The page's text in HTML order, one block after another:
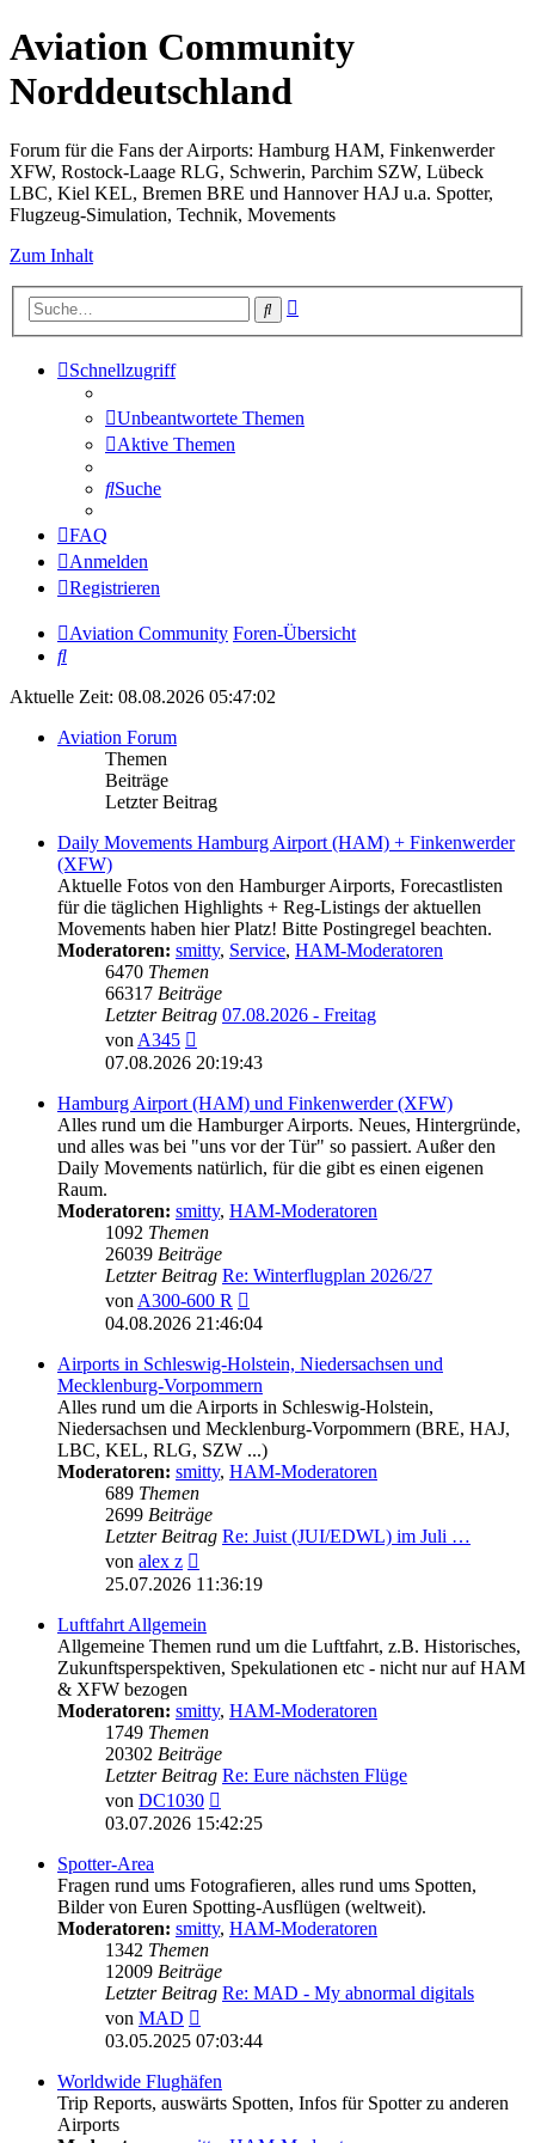
Aviation Community
Norddeutschland
Forum für die Fans der Airports: Hamburg HAM, Finkenwerder
XFW, Rostock-Laage RLG, Schwerin, Parchim SZW, Lübeck
LBC, Kiel KEL, Bremen BRE und Hannover HAJ u.a. Spotter,
Flugzeug-Simulation, Technik, Movements
Zum Inhalt
Suche
Schnellzugriff
Unbeantwortete Themen
Aktive Themen
Suche
FAQ
Anmelden
Registrieren
Aviation Community Foren-Übersicht
Suche
Aktuelle Zeit: 08.08.2026 05:47:02
Aviation Forum
Themen
Beiträge
Letzter Beitrag
Daily Movements Hamburg Airport (HAM) + Finkenwerder
(XFW)
Aktuelle Fotos von den Hamburger Airports, Forecastlisten
für die täglichen Highlights + Reg-Listings der aktuellen
Movements haben hier Platz! Bitte Postingregel beachten.
Moderatoren: smitty, Service, HAM-Moderatoren
6470 Themen
66317 Beiträge
Letzter Beitrag 07.08.2026 - Freitag
vonA345
Beitrag
07.08.2026 20:19:43
Hamburg Airport (HAM) und Finkenwerder (XFW)
Alles rund um die Hamburger Airports. Neues, Hintergründe,
und alles was bei "uns vor der Tür" so passiert. Außer den
Daily Movements natürlich, für die gibt es einen eigenen
Raum.
Moderatoren: smitty, HAM-Moderatoren
1092 Themen
26039 Beiträge
Letzter Beitrag Re: Winterflugplan 2026/27
vonA300-600 R
Beitrag
04.08.2026 21:46:04
Airports in Schleswig-Holstein, Niedersachsen und
Mecklenburg-Vorpommern
Alles rund um die Airports in Schleswig-Holstein,
Niedersachsen und Mecklenburg-Vorpommern (BRE, HAJ,
LBC, KEL, RLG, SZW ...)
Moderatoren: smitty, HAM-Moderatoren
689 Themen
2699 Beiträge
Letzter Beitrag Re: Juist (JUI/EDWL) im Juli …
von alex z
Beitrag
25.07.2026 11:36:19
Luftfahrt Allgemein
Allgemeine Themen rund um die Luftfahrt, z.B. Historisches,
Zukunftsperspektiven, Spekulationen etc - nicht nur auf HAM
& XFW bezogen
Moderatoren: smitty, HAM-Moderatoren
1749 Themen
20302 Beiträge
Letzter Beitrag Re: Eure nächsten Flüge
von DC1030
Beitrag
03.07.2026 15:42:25
Spotter-Area
Fragen rund ums Fotografieren, alles rund ums Spotten,
Bilder von Euren Spotting-Ausflügen (weltweit).
Moderatoren: smitty, HAM-Moderatoren
1342 Themen
12009 Beiträge
Letzter Beitrag Re: MAD - My abnormal digitals
von MAD
Beitrag
03.05.2025 07:03:44
Worldwide Flughäfen
Trip Reports, auswärts Spotten, Infos für Spotter zu anderen
Airports